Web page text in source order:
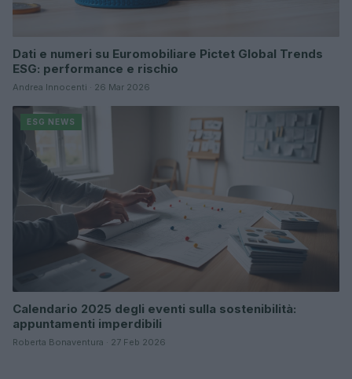
Dati e numeri su Euromobiliare Pictet Global Trends
ESG: performance e rischio
Andrea Innocenti · 26 Mar 2026
ESG NEWS
Calendario 2025 degli eventi sulla sostenibilità:
appuntamenti imperdibili
Roberta Bonaventura · 27 Feb 2026